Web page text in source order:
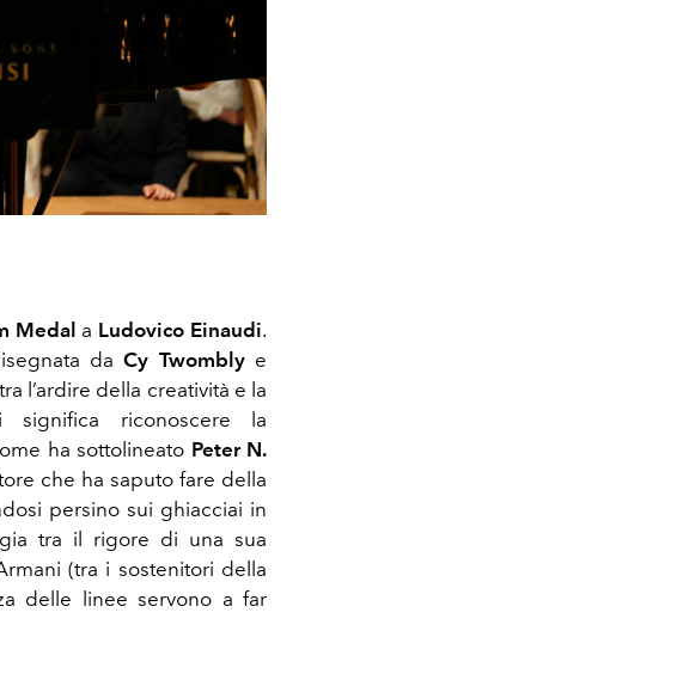
Medal a Ludovico Einaudi.
daCy Twomblye
l’ardire della creatività e la
significa riconoscere la
ha sottolineato Peter N.
che ha saputo fare della
persino sui ghiacciai in
tra il rigore di una sua
(tra i sostenitori della
delle linee servono a far